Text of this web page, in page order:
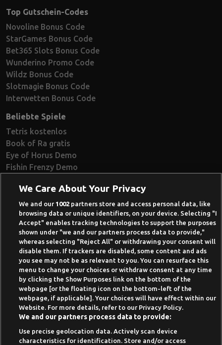
Top Gutschein-Codes
Novoline Bonus Code
StarGames Bonus Code
Bet365 Slots Bonus Code
Wunderino Promo Code
Wildz Bonus Code
Slotmagie Bonus Code
Interwetten Bonus Code
Beliebte Spiele
Tetris kostenlos
Book of Ra gratis
Eye of Horus Demo
Fishin Frenzy Demo
Book of Dead Demo
Razor Shark Demo
Beste Online Casinos 2026
Online Casino Demo spielen
Casino Bonus ohne Einzahlung
50 Freispiele für 1 Euro
Online Casino Paypal
News-Archiv
We Care About Your Privacy
We and our1002 partners store and access personal data, like
browsing data or unique identifiers, on your device. Selecting "I
Accept" enables tracking technologies to support the purposes
shown under "we and our partners process data to provide,"
whereas selecting "Reject All" or withdrawing your consent will
disable them. If trackers are disabled, some content and ads
you see may not be as relevant to you. You can resurface this
menu to change your choices or withdraw consent at any time
by clicking the Show Purposes link on the bottom of the
webpage [or the floating icon on the bottom-left of the
webpage, if applicable]. Your choices will have effect within our
Website. For more details, refer to our Privacy Policy.
We and our partners process data to provide:
Use precise geolocation data. Actively scan device
characteristics for identification. Store and/or access